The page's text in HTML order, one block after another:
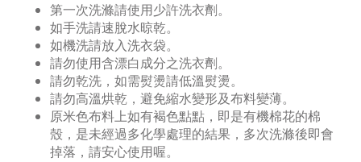
第一次洗滌請使用少許洗衣劑。
如手洗請速脫水晾乾。
如機洗請放入洗衣袋。
請勿使用含漂白成分之洗衣劑。
請勿乾洗，如需熨燙請低溫熨燙。
請勿高溫烘乾，避免縮水變形及布料變薄。
原米色布料上如有褐色點點，即是有機棉花的棉
殼，是未經過多化學處理的結果，多次洗滌後即會
掉落，請安心使用喔。